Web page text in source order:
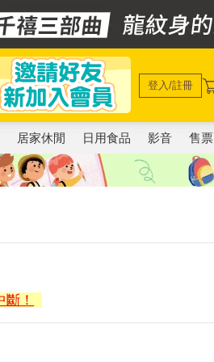
登入/註冊
居家休閒 日用食品 影音 售票
！